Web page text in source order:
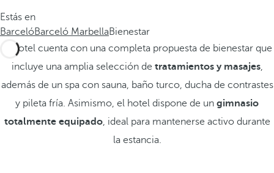
Estás en
BarcelóBarceló MarbellaBienestar
El hotel cuenta con una completa propuesta de bienestar que
incluye una amplia selección de tratamientos y masajes,
además de un spa con sauna, baño turco, ducha de contrastes
y pileta fría. Asimismo, el hotel dispone de un gimnasio
totalmente equipado, ideal para mantenerse activo durante
la estancia.